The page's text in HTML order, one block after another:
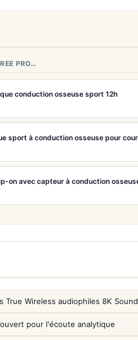
PRO…
conduction osseuse sport 12h
on avec capteur à conduction
True Wireless audiophiles 8K Sound
pour l'écoute analytique